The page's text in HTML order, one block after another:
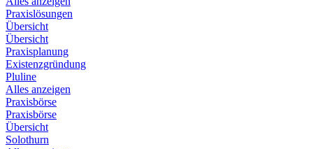
Praxislösungen
Übersicht
Übersicht
Praxisplanung
Existenzgründung
Pluline
Alles anzeigen
Praxisbörse
Praxisbörse
Übersicht
Solothurn